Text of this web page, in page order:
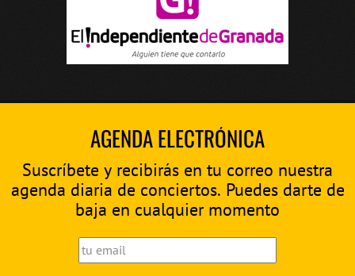
AGENDA ELECTRÓNICA
Suscríbete y recibirás en tu correo nuestra
agenda diaria de conciertos. Puedes darte de
baja en cualquier momento